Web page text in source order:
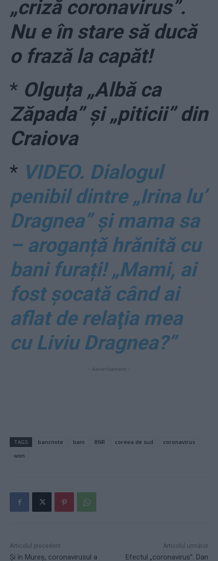
„criză coronavirus”.
Nu e în stare să ducă
o frază la capăt!
* Olguța „Albă ca
Zăpada” și „piticii” din
Craiova
* VIDEO. Dialogul
penibil dintre „Irina lu’
Dragnea” și mama sa
– aroganță hrănită cu
bani furați! „Mami, ai
fost şocată când ai
aflat de relaţia mea
cu Liviu Dragnea?”
- Advertisement -
TAGS bancnote bani BNR coreea de sud
coronavirus
won
Articolul precedent
Și în Mureș, coronavirusul a
Articolul următor
Efectul „coronavirus”. Dan